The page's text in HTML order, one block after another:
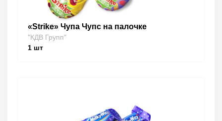
«Strike» Чупа Чупс на палочке
"КДВ Групп"
1 шт